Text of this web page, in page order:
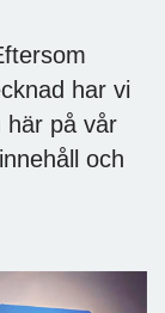
har vi
här på vår
och